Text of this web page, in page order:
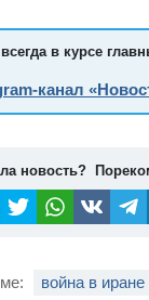
всегда в курсе
канал
новость?
война в иране